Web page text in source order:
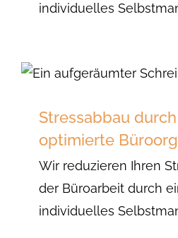
individuelles
Stressabbau
optimierte
Wir reduzieren Ihren
der Büroarbeit durch
individuelles